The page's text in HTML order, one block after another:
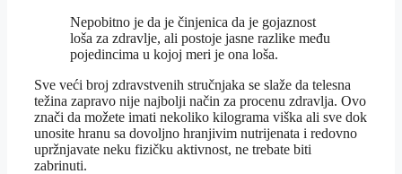
Nepobitno je da je činjenica da je gojaznost
loša za zdravlje, ali postoje jasne razlike među
pojedincima u kojoj meri je ona loša.
Sve veći broj zdravstvenih stručnjaka se slaže da telesna
težina zapravo nije najbolji način za procenu zdravlja. Ovo
znači da možete imati nekoliko kilograma viška ali sve dok
unosite hranu sa dovoljno hranjivim nutrijenata i redovno
upržnjavate neku fizičku aktivnost, ne trebate biti
zabrinuti.